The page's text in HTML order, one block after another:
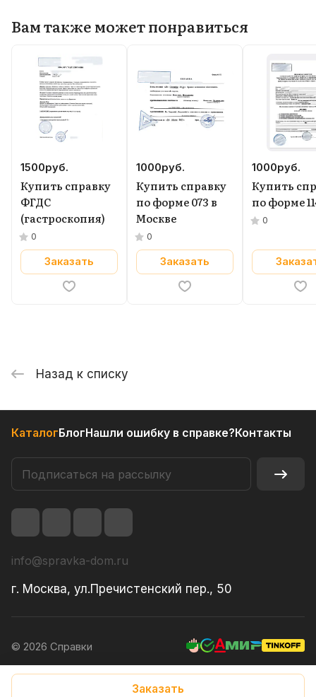
Заказать
Вам также может понравиться
1500руб.
Купить справку
ФГДС
(гастроскопия)
0
Заказать
1000руб.
Купить справку
по форме 073 в
Москве
0
Заказать
1000руб.
Купить
по форме
0
Назад к списку
КаталогБлогНашли ошибку в справке?Контакты
info@spravka-dom.ru
г. Москва, ул.Пречистенский пер., 50
© 2026 Справки
Конфиденциальность